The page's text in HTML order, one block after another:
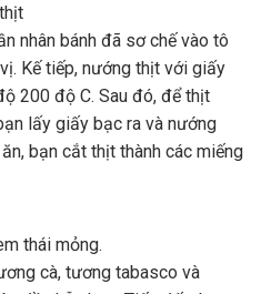
nhân bánh đã sơ chế vào tô
Kế tiếp, nướng thịt với giấy
200 độ C. Sau đó, để thịt
lấy giấy bạc ra và nướng
bạn cắt thịt thành các miếng
thái mỏng.
cà, tương tabasco và